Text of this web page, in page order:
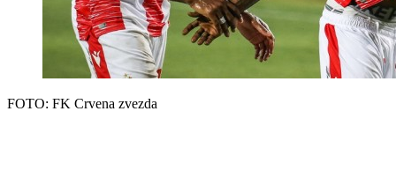
FOTO: FK Crvena zvezda